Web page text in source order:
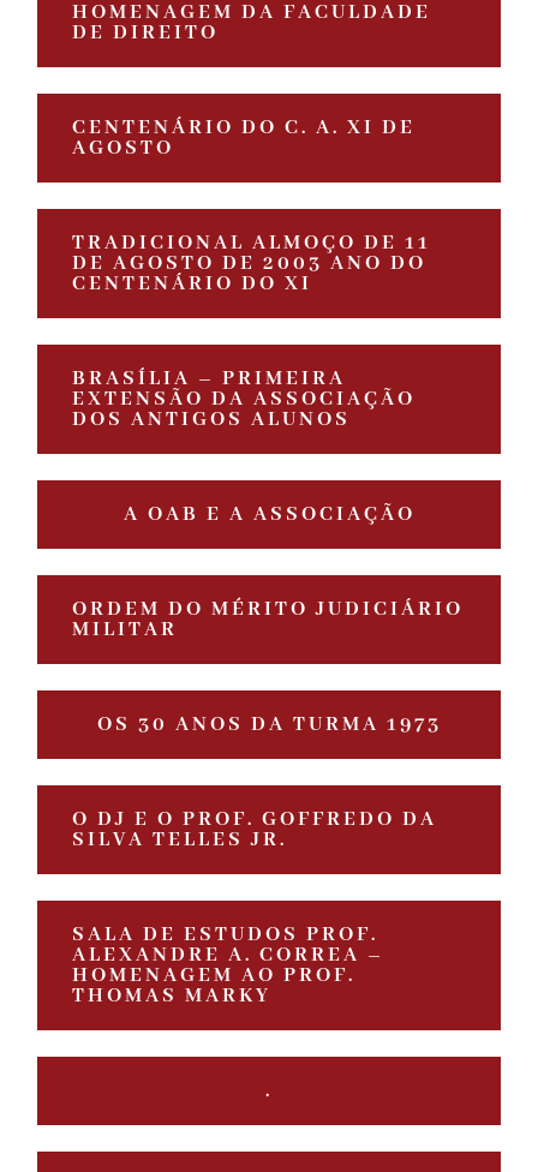
HOMENAGEM DA FACULDADE
DE DIREITO
CENTENÁRIO DO C. A. XI DE
AGOSTO
TRADICIONAL ALMOÇO DE 11
DE AGOSTO DE 2003 ANO DO
CENTENÁRIO DO XI
BRASÍLIA – PRIMEIRA
EXTENSÃO DA ASSOCIAÇÃO
DOS ANTIGOS ALUNOS
A OAB E A ASSOCIAÇÃO
ORDEM DO MÉRITO JUDICIÁRIO
MILITAR
OS 30 ANOS DA TURMA 1973
O DJ E O PROF. GOFFREDO DA
SILVA TELLES JR.
SALA DE ESTUDOS PROF.
ALEXANDRE A. CORREA –
HOMENAGEM AO PROF.
THOMAS MARKY
.